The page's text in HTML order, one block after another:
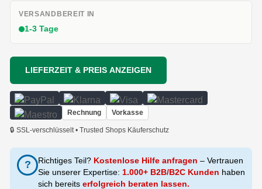
VERSANDBEREIT IN
1-3 Tage
LIEFERZEIT & PREIS ANZEIGEN
Rechnung Vorkasse
🔒 SSL-verschlüsselt • Trusted Shops Käuferschutz
? Richtiges Teil? Kostenlose Hilfe anfragen – Vertrauen
Sie unserer Expertise: 1.000+ B2B/B2C Kunden haben
sich bereits erfolgreich beraten lassen.